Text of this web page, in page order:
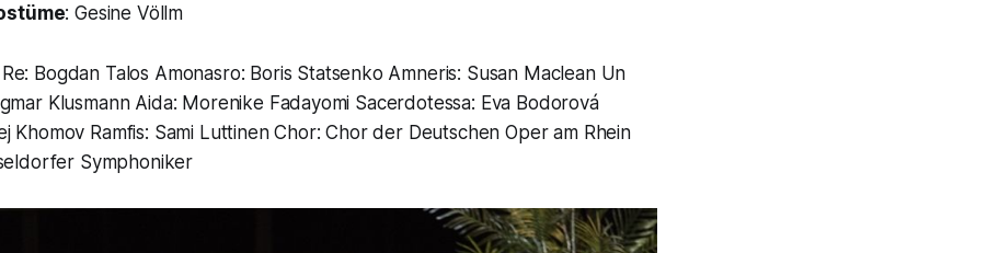
: Gesine Völlm
Bogdan Talos Amonasro: Boris Statsenko Amneris: Susan Maclean Un
Klusmann Aida: Morenike Fadayomi Sacerdotessa: Eva Bodorová
Khomov Ramfis: Sami Luttinen Chor: Chor der Deutschen Oper am Rhein
Symphoniker